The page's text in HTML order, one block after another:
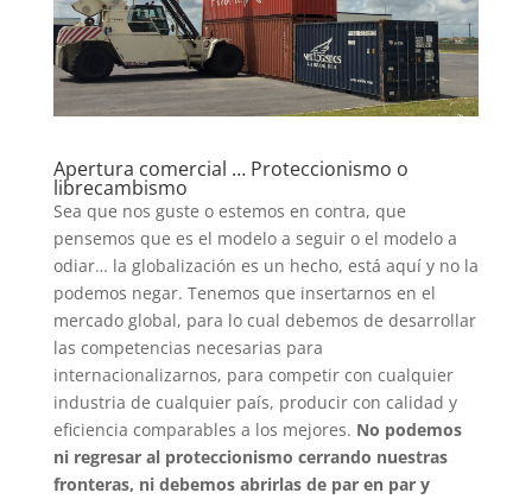
Apertura comercial … Proteccionismo o
librecambismo
Sea que nos guste o estemos en contra, que
pensemos que es el modelo a seguir o el modelo a
odiar… la globalización es un hecho, está aquí y no la
podemos negar. Tenemos que insertarnos en el
mercado global, para lo cual debemos de desarrollar
las competencias necesarias para
internacionalizarnos, para competir con cualquier
industria de cualquier país, producir con calidad y
eficiencia comparables a los mejores. No podemos
ni regresar al proteccionismo cerrando nuestras
fronteras, ni debemos abrirlas de par en par y